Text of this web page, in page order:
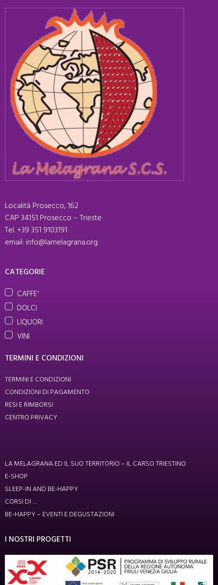
Località Prosecco, 162
CAP 34151 Prosecco – Trieste
Tel. +39 351 9103191
email: info@lamelagrana.org
CATEGORIE
CAFFE'
DOLCI
LIQUORI
VINI
TERMINI E CONDIZIONI
TERMINI E CONDIZIONI
CONDIZIONI DI PAGAMENTO
RESI E RIMBORSI
CENTRO PRIVACY
LA MELAGRANA ED IL SUO TERRITORIO – IL CARSO TRIESTINO
E-SHOP
SLEEP-IN AND BE-HAPPY
CORSI DI …
BE-HAPPY – EVENTI E DEGUSTAZIONI
I NOSTRI PROGETTI